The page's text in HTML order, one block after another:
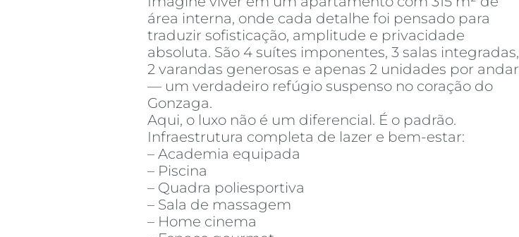
área interna, onde cada detalhe foi pensado para
traduzir sofisticação, amplitude e privacidade
absoluta. São 4 suítes imponentes, 3 salas integradas,
2 varandas generosas e apenas 2 unidades por andar
— um verdadeiro refúgio suspenso no coração do
Gonzaga.
Aqui, o luxo não é um diferencial. É o padrão.
Infraestrutura completa de lazer e bem-estar:
– Academia equipada
– Piscina
– Quadra poliesportiva
– Sala de massagem
– Home cinema